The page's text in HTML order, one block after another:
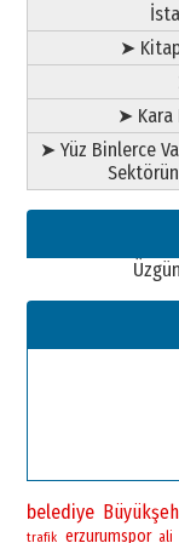
bir
02
➤
➤ Kara
➤ Yüz Binlerce
belediye
trafik erzurumspor ali